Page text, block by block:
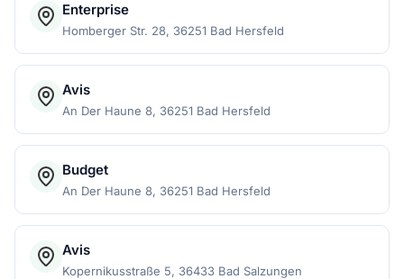
Enterprise
Homberger Str. 28, 36251 Bad Hersfeld
Avis
An Der Haune 8, 36251 Bad Hersfeld
Budget
An Der Haune 8, 36251 Bad Hersfeld
Avis
Kopernikusstraße 5, 36433 Bad Salzungen